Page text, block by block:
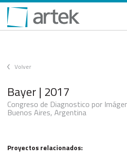
Volver
Bayer | 2017
Congreso de Diagnostico por
Buenos Aires, Argentina
Proyectos relacionados: